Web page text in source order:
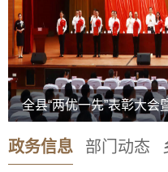
政务信息 部门动态